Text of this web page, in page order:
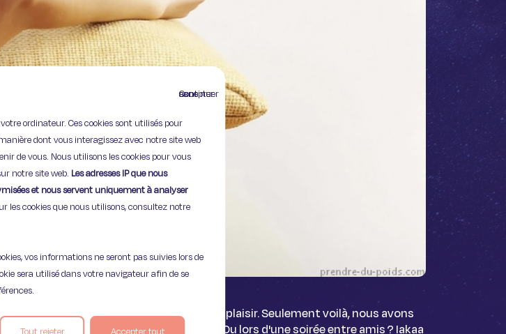
Continuer sans accepter
ordinateur. Ces cookies sont utilisés pour
dont vous interagissez avec notre site web
de vous. Nous utilisons les cookies pour vous
notre site web. Les adresses IP que nous
et nous servent uniquement à analyser
les cookies que nous utilisons, consultez notre
vos informations ne seront pas suivies lors de
sera utilisé dans votre navigateur afin de se
notre quotidien pour notre plus grand plaisir. Seulement voilà, nous avons
regarder son
smartphonedés le réveil ? Ou lors d'une soirée entre amis ? Iakaa